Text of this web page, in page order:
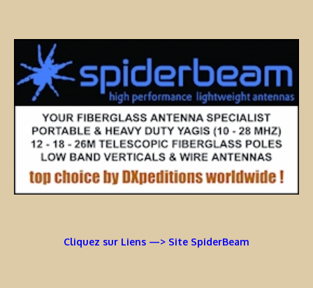
Cliquez sur Liens —> Site SpiderBeam